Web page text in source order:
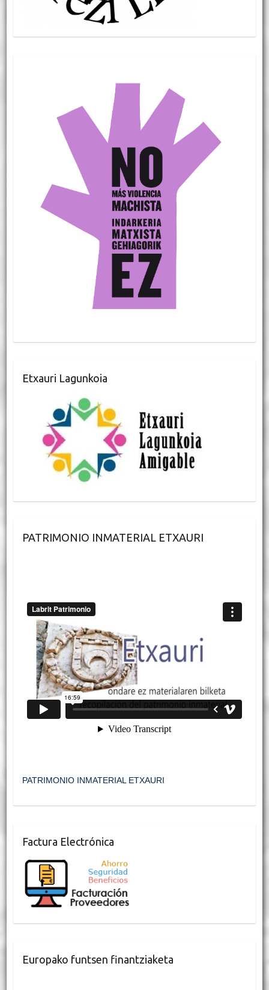
Etxauri Lagunkoia
PATRIMONIO INMATERIAL ETXAURI
PATRIMONIO INMATERIAL ETXAURI
Factura Electrónica
Europako funtsen finantziaketa